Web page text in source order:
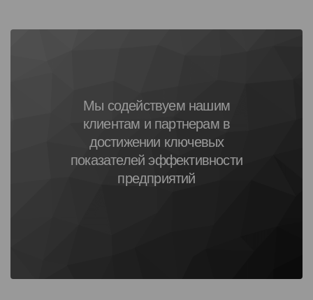
Мы содействуем нашим
клиентам и партнерам в
достижении ключевых
показателей эффективности
предприятий